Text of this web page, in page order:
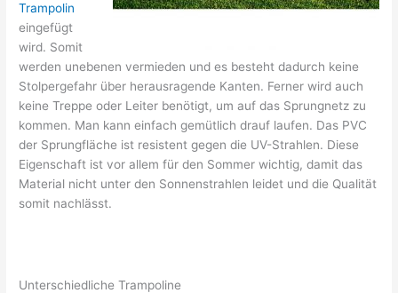
Trampolin
eingefügt
wird. Somit
werden unebenen vermieden und es besteht dadurch keine
Stolpergefahr über herausragende Kanten. Ferner wird auch
keine Treppe oder Leiter benötigt, um auf das Sprungnetz zu
kommen. Man kann einfach gemütlich drauf laufen. Das PVC
der Sprungfläche ist resistent gegen die UV-Strahlen. Diese
Eigenschaft ist vor allem für den Sommer wichtig, damit das
Material nicht unter den Sonnenstrahlen leidet und die Qualität
somit nachlässt.
Unterschiedliche Trampoline